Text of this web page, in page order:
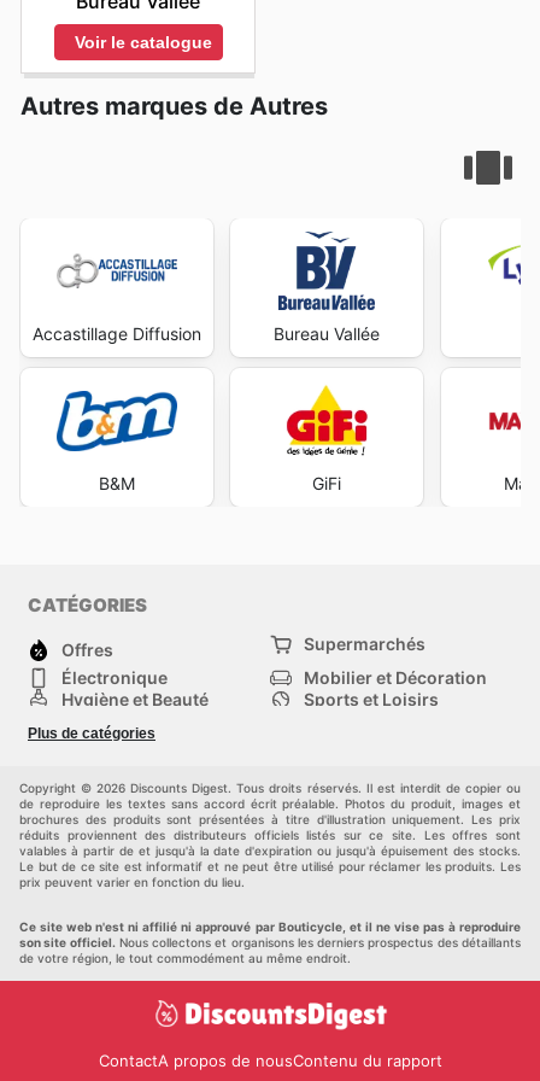
Voir le catalogue
Autres marques de Autres
Accastillage Diffusion
B&M
Bureau Vallée
GiFi
CATÉGORIES
Offres
Supermarchés
Électronique
Mobilier et Décoration
Hygiène et Beauté
Sports et Loisirs
Mode
Animalerie
Plus de catégories
Copyright © 2026 Discounts Digest. Tous droits réservés. Il est interdit de copier ou
de reproduire les textes sans accord écrit préalable. Photos du produit, images et
brochures des produits sont présentées à titre d'illustration uniquement. Les prix
réduits proviennent des distributeurs officiels listés sur ce site. Les offres sont
valables à partir de et jusqu'à la date d'expiration ou jusqu'à épuisement des stocks.
Le but de ce site est informatif et ne peut être utilisé pour réclamer les produits. Les
prix peuvent varier en fonction du lieu.
Ce site web n'est ni affilié ni approuvé par Bouticycle, et il ne vise pas à reproduire
son site officiel.Nous collectons et organisons les derniers prospectus des détaillants
de votre région, le tout commodément au même endroit.
ContactA propos de nousContenu du rapport